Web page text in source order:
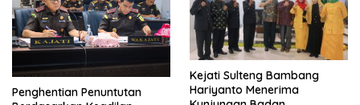
Penghentian Penuntutan
Kejati Sulteng Bambang
Hariyanto Menerima